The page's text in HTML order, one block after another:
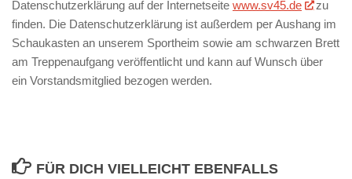
Datenschutzerklärung auf der Internetseite www.sv45.de
zu
finden. Die Datenschutzerklärung ist außerdem per Aushang im
Schaukasten an unserem Sportheim sowie am schwarzen Brett
am Treppenaufgang veröffentlicht und kann auf Wunsch über
ein Vorstandsmitglied bezogen werden.
FÜR DICH VIELLEICHT EBENFALLS